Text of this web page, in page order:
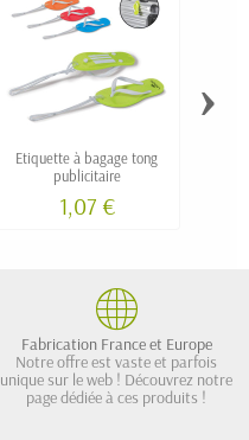
Etiquette à bagage tong
publicitaire
1,07 €
›
Fabrication France et Europe
Notre offre est vaste et parfois
unique sur le web ! Découvrez notre
page dédiée à ces produits !